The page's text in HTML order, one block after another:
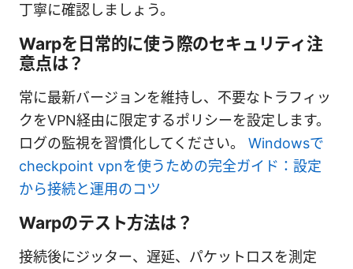
丁寧に確認しましょう。
Warpを日常的に使う際のセキュリティ注
意点は？
常に最新バージョンを維持し、不要なトラフィッ
クをVPN経由に限定するポリシーを設定します。
ログの監視を習慣化してください。 Windowsで
checkpoint vpnを使うための完全ガイド：設定
から接続と運用のコツ
Warpのテスト方法は？
接続後にジッター、遅延、パケットロスを測定